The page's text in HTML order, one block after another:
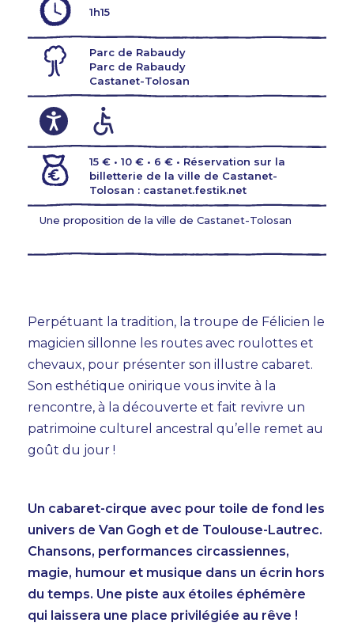
TEMPS FORTS
VOUS + NOUS
INFOS PRATIQUES
1h15
Parc de Rabaudy
Parc de Rabaudy
Castanet-Tolosan
15 € • 10 € • 6 € • Réservation sur la
billetterie de la ville de Castanet-
Tolosan : castanet.festik.net
Une proposition de la ville de Castanet-Tolosan
Perpétuant la tradition, la troupe de Félicien le
magicien sillonne les routes avec roulottes et
chevaux, pour présenter son illustre cabaret.
Son esthétique onirique vous invite à la
rencontre, à la découverte et fait revivre un
patrimoine culturel ancestral qu’elle remet au
goût du jour !
Un cabaret-cirque avec pour toile de fond les
univers de Van Gogh et de Toulouse-Lautrec.
Chansons, performances circassiennes,
magie, humour et musique dans un écrin hors
du temps. Une piste aux étoiles éphémère
qui laissera une place privilégiée au rêve !